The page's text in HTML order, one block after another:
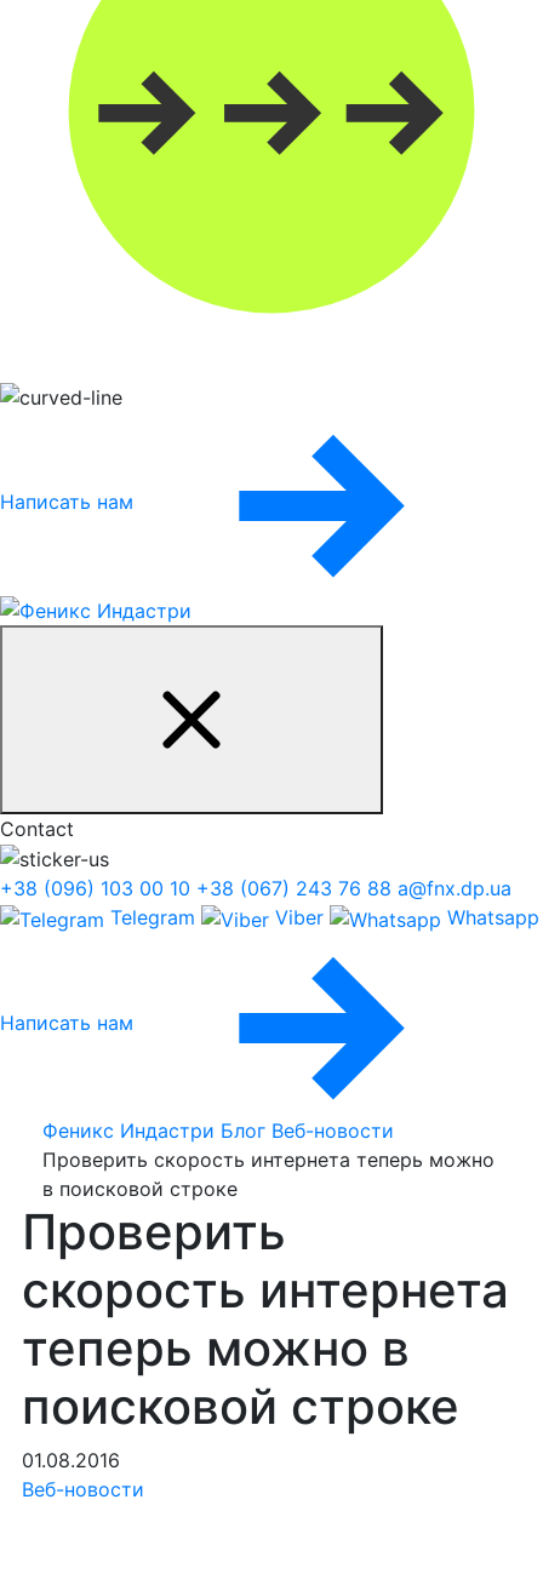
Написать нам
Contact
+38 (096) 103 00 10 +38 (067) 243 76 88 a@fnx.dp.ua
Telegram
Viber Whatsapp
Написать нам
Феникс Индастри Блог Веб-новости
Проверить скорость интернета теперь можно
в поисковой строке
Проверить
скорость интернета
теперь можно в
поисковой строке
01.08.2016
Веб-новости